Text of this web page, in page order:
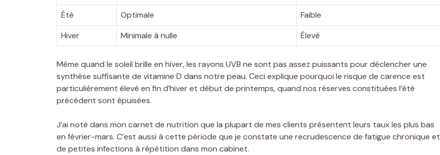
Été
Optimale
Faible
Hiver
Minimale à nulle Élevé
Même quand le soleil brille en hiver, les rayons UVB ne sont pas assez puissants pour déclencher une
synthèse suffisante de vitamine D dans notre peau. Ceci explique pourquoi le risque de carence est
particulièrement élevé en fin d’hiver et début de printemps, quand nos réserves constituées l’été
précédent sont épuisées.
J’ai noté dans mon carnet de nutrition que la plupart de mes clients présentent leurs taux les plus bas
en février-mars. C’est aussi à cette période que je constate une recrudescence de fatigue chronique et
de petites infections à répétition dans mon cabinet.